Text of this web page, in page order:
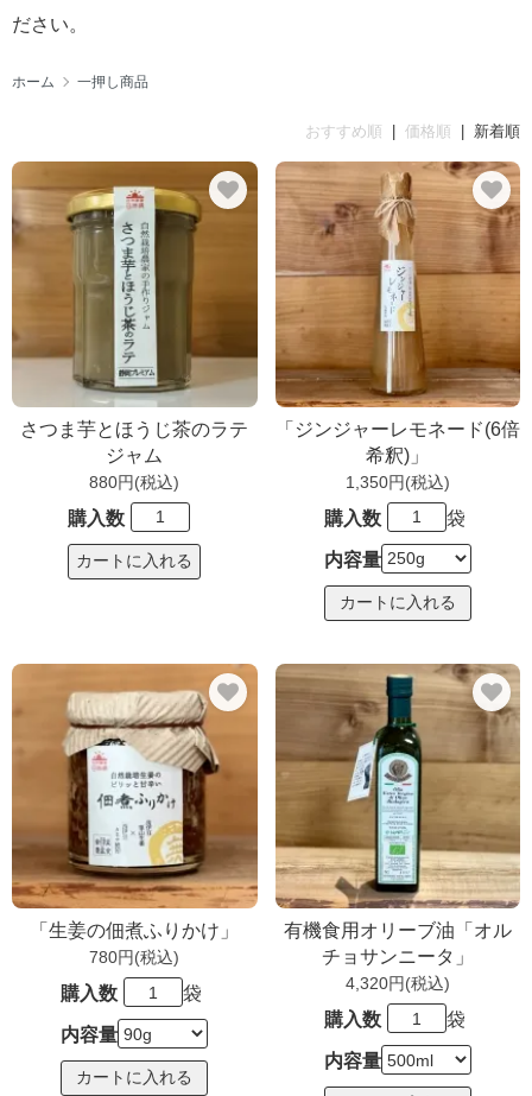
ださい。
ホーム 一押し商品
おすすめ順 価格順 | 新着順
さつま芋とほうじ茶のラテ
ジャム
880円(税込)
購入数
「ジンジャーレモネード(6倍
希釈)」
1,350円(税込)
購入数 袋
内容量
「生姜の佃煮ふりかけ」
780円(税込)
購入数 袋
内容量
有機食用オリーブ油「オル
チョサンニータ」
4,320円(税込)
購入数 袋
内容量